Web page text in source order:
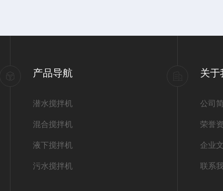
产品导航
潜水搅拌机
混合搅拌机
液下搅拌机
污水搅拌机
关于
公司
荣誉
企业
联系